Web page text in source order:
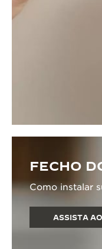
FECHO
Como instalar
ASSISTA